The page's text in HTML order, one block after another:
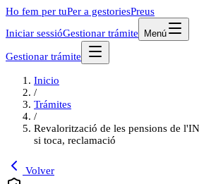
Ho fem per tuPer a gestoriesPreus
Iniciar sessióGestionar trámite Menú
Gestionar trámite
Inicio
/
Trámites
/
Revalorització de les pensions de
si toca, reclamació
Volver